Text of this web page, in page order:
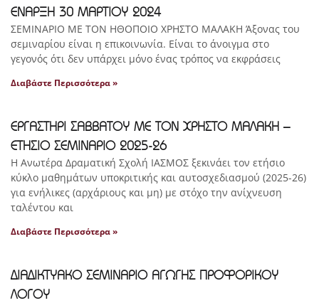
ΕΝΑΡΞΗ 30 ΜΑΡΤΙΟΥ 2024
ΣΕΜΙΝΑΡΙΟ ΜΕ ΤΟΝ ΗΘΟΠΟΙΟ ΧΡΗΣΤΟ ΜΑΛΑΚΗ Άξονας του
σεμιναρίου είναι η επικοινωνία. Είναι το άνοιγμα στο
γεγονός ότι δεν υπάρχει μόνο ένας τρόπος να εκφράσεις
Διαβάστε Περισσότερα »
ΕΡΓΑΣΤΗΡΙ ΣΑΒΒΑΤΟΥ ΜΕ ΤΟΝ ΧΡΗΣΤΟ ΜΑΛΑΚΗ –
ΕΤΗΣΙΟ ΣΕΜΙΝΑΡΙΟ 2025-26
Η Ανωτέρα Δραματική Σχολή ΙΑΣΜΟΣ ξεκινάει τον ετήσιο
κύκλο μαθημάτων υποκριτικής και αυτοσχεδιασμού (2025-26)
για ενήλικες (αρχάριους και μη) με στόχο την ανίχνευση
ταλέντου και
Διαβάστε Περισσότερα »
ΔΙΑΔΙΚΤΥΑΚΟ ΣΕΜΙΝΑΡΙΟ ΑΓΩΓΗΣ ΠΡΟΦΟΡΙΚΟΥ
ΛΟΓΟΥ